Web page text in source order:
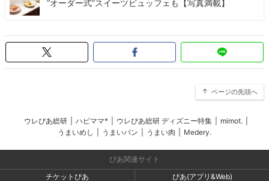
“オーダー式”スイーツビュッフェも【写真満載】
ページの先頭へ
ウレぴあ総研 ハピママ* ウレぴあ総研 ディズニー特集 mimot.
うまいめし
うまいパン うまい肉 Medery.
ぴあ関連サイト
チケットぴあ
ぴあ(アプリ&Web)